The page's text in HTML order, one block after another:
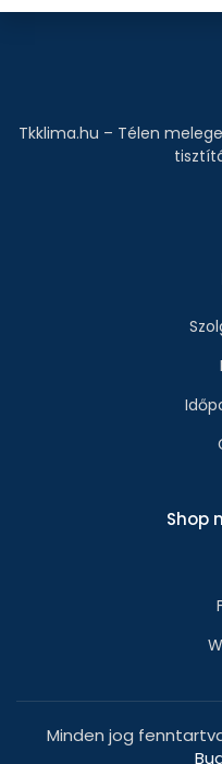
Tkklima.hu – Télen
Shop
Minden jog